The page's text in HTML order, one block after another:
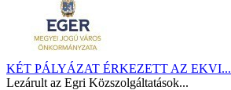
KÉT PÁLYÁZAT ÉRKEZETT AZ EKVI...
Lezárult az Egri Közszolgáltatások...